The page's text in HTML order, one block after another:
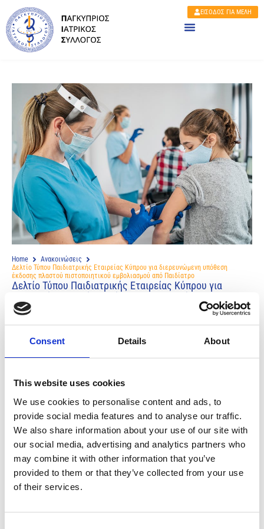
Consent Details About
This website uses cookies
We use cookies to personalise content and ads, to
provide social media features and to analyse our traffic.
We also share information about your use of our site with
our social media, advertising and analytics partners who
may combine it with other information that you’ve
provided to them or that they’ve collected from your use
of their services.
ΕΙΣΟΔΟΣ ΓΙΑ ΜΕΛΗ
Home
Ανακοινώσεις
Δελτίο Τύπου Παιδιατρικής Εταιρείας Κύπρου για διερευνώμενη υπόθεση
έκδοσης πλαστού πιστοποιητικού εμβολιασμού από Παιδίατρο
Δελτίο Τύπου Παιδιατρικής Εταιρείας Κύπρου για
διερευνώμενη υπόθεση έκδοσης πλαστού
πιστοποιητικού εμβολιασμού από Παιδίατρο
7 Αυγούστου, 2021 Ανακοινώσεις
Share:
Η Παιδιατρική Εταιρεία Κύπρου, σε σχέση με πληροφορίες για
διερευνώμενη υπόθεση έκδοσης πλαστού πιστοποιητικού
εμβολιασμού από Παιδίατρο στην Πάφο, δηλώνει κατηγορηματικά
τα εξής:
Η Παιδιατρική Εταιρεία Κύπρου, σε σχέση με πληροφορίες για
διερευνώμενη υπόθεση έκδοσης πλαστού πιστοποιητικού
εμβολιασμού από Παιδίατρο στην Πάφο, δηλώνει κατηγορηματικά
κίνδυνο την υγεία πολιτών και που πέραν της αντιεπιστημονικής